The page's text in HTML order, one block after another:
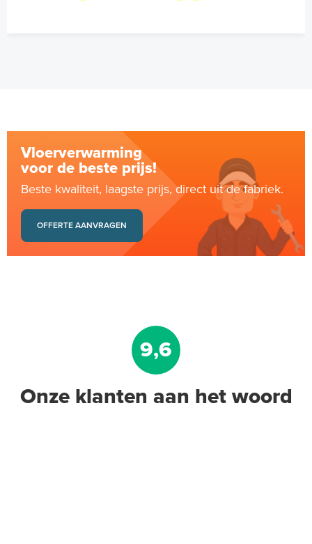
Vloerverwarming
voor de beste prijs!
Beste kwaliteit, laagste prijs, direct uit de fabriek.
OFFERTE AANVRAGEN
9,6
Onze klanten aan het woord